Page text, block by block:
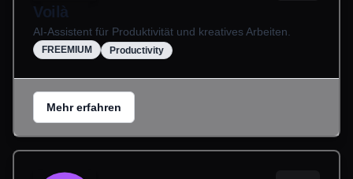
Voilà
AI-Assistent für Produktivität und kreatives Arbeiten.
FREEMIUM Productivity
Mehr erfahren